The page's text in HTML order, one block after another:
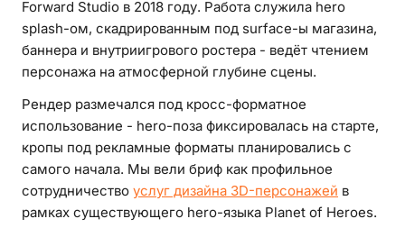
ИГРОВОЙ АРТ С ИИ
Forward Studio в 2018 году. Работа служила hero
splash-ом, скадрированным под surface-ы магазина,
баннера и внутриигрового ростера - ведёт чтением
персонажа на атмосферной глубине сцены.
Рендер размечался под кросс-форматное
использование - hero-поза фиксировалась на старте,
кропы под рекламные форматы планировались с
самого начала. Мы вели бриф как профильное
сотрудничество услуг дизайна 3D-персонажей в
рамках существующего hero-языка Planet of Heroes.